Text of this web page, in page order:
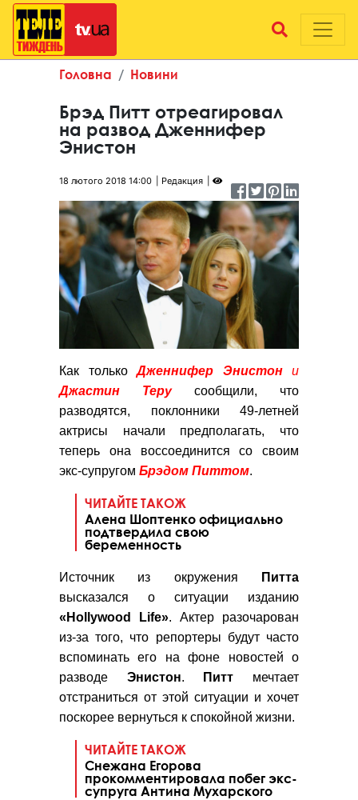
Головна Новини
Брэд Питт отреагировал
на развод Дженнифер
Энистон
18 лютого 2018 14:00 Редакция
Как толькоДженнифер Энистони
Джастин Терусообщили, что
разводятся, поклонники 49-летней
актрисы начали предполагать, что
теперь она воссоединится со своим
экс-супругом Брэдом Питтом.
ЧИТАЙТЕ ТАКОЖ
Алена Шоптенко официально
подтвердила свою
беременность
Источник из окружения
Питта
высказался о ситуации изданию
«Hollywood Life». Актер разочарован
из-за того, что репортеры будут часто
вспоминать его на фоне новостей о
разводе Энистон. Питт мечтает
отстраниться от этой ситуации и хочет
поскорее вернуться к спокойной жизни.
ЧИТАЙТЕ ТАКОЖ
Снежана Егорова
прокомментировала побег экс-
супруга Антина Мухарского